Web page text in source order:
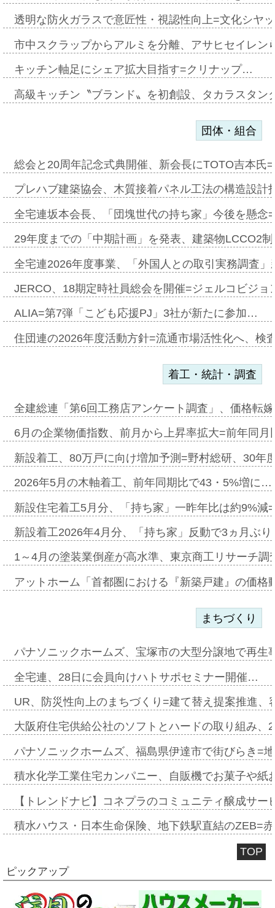
透明な防火ガラスで意匠性・視認性向上=文化シヤ
市中スクラップからアルミを分離、アサヒセイレ
キッチン軸足にシェア拡大目指す=クリナップ…
高級キッチン〝ブランド〟を初創設、タカラスタ
団体・組合
総会と20周年記念式典開催、新会長にTOTO吉本氏
プレハブ建築協会、木質接着パネル工法の構造設
全宅連坂本会長、「団塊世代の持ち家」今後を懸
29年度までの「中期計画」を発表、建築物LCCO2
全宅連2026年度事業、「外国人との取引実務調査
JERCO、18期定時社員総会を開催=ジェルコビジ
ALIA=第7弾「こども応援PJ」3社が新たに参加…
住団連の2026年度活動方針=流通市場活性化へ、検
着工・統計・調査
全建総連「第6回工務店アンケート調査」、価格転
6月の企業物価指数、前月から上昇率拡大=前年同
新設着工、80万戸に向け増加予測=野村総研、30年
2026年5月の木軸着工、前年同期比で43・5%増に…
新設住宅着工5月分、「持ち家」一昨年比は約9%
新設着工2026年4月分、「持ち家」反動で3ヵ月ぶ
1～4月の塗装業倒産が高水準、東京商工リサーチ
アットホーム「首都圏における『新築戸建』の価
まちづくり
パナソニックホームズ、宝塚市の大型分譲地で再
全宅連、28日に会員向けハトサポセミナー開催…
UR、防災性向上のまちづくり=建て替え提案推進
大阪府住宅供給公社のソフトとハードの取り組み
パナソニックホームズ、福島県伊達市で街びらき=
積水化学工業住宅カンパニー、自販機でお菓子や
【トレンドナビ】コネプラのコミュニティ醸成サ
積水ハウス・日本生命保険、地下鉄駅直結のZEB=
TOP
ピックアップ